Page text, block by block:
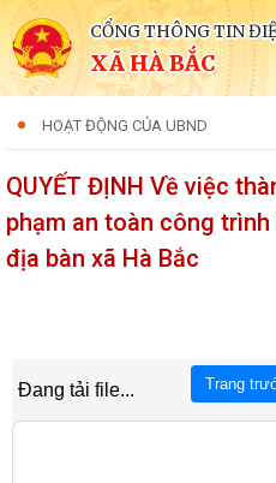
CỔNG THÔNG TIN
XÃ HÀ BẮC
HOẠT ĐỘNG CỦA UBND
QUYẾT ĐỊNH Về việc
phạm an toàn công
địa bàn xã Hà Bắc